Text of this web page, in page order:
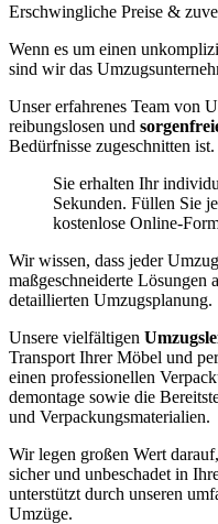
Erschwingliche Preise &
Wenn es um einen
sind wir das
Unser erfahrenes Team von
reibungslosen und
Bedürfnisse zugeschnitten ist.
Sie erhalten Ihr
Sekunden. Füllen Sie
kostenlose Online-
Wir wissen, dass jeder
maßgeschneiderte Lösungen
detaillierten Umzugsplanung.
Unsere vielfältigen
Transport Ihrer Möbel und
einen professionellen
demontage sowie die
und Verpackungsmaterialien.
Wir legen großen Wert
sicher und unbeschadet in
unterstützt durch unseren
Umzüge.